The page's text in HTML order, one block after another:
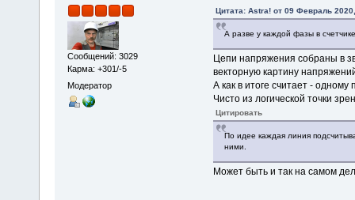
Сообщений: 3029
Карма: +301/-5
Модератор
Цитата: Astra! от 09 Февраль
А разве у каждой фазы в
Цепи напряжения собраны в
векторную картину
А как в итоге считает -
Чисто из логической точки
Цитировать
По идее каждая линия
ними.
Может быть и так на самом